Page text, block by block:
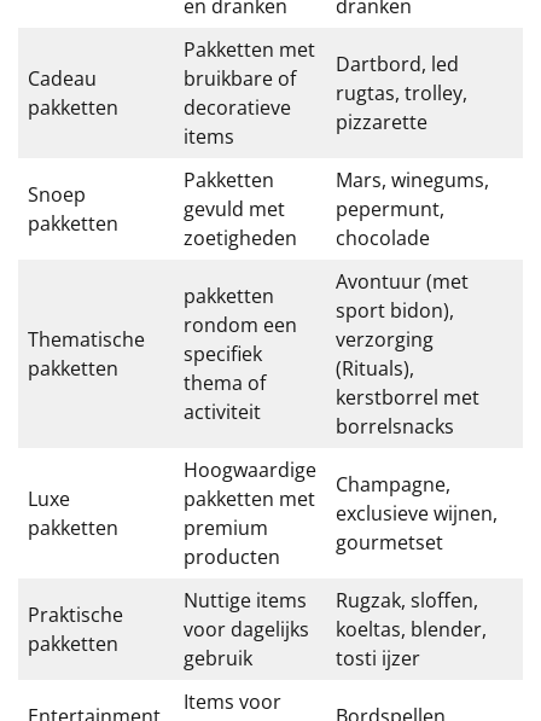
en dranken
dranken
Cadeau
pakketten
Pakketten met
bruikbare of
decoratieve
items
Dartbord, led
rugtas, trolley,
pizzarette
Snoep
pakketten
Pakketten
gevuld met
zoetigheden
Mars, winegums,
pepermunt,
chocolade
Thematische
pakketten
pakketten
rondom een
specifiek
thema of
activiteit
Avontuur (met
sport bidon),
verzorging
(Rituals),
kerstborrel met
borrelsnacks
Luxe
pakketten
Hoogwaardige
pakketten met
premium
producten
Champagne,
exclusieve wijnen,
gourmetset
Praktische
pakketten
Nuttige items
voor dagelijks
gebruik
Rugzak, sloffen,
koeltas, blender,
tosti ijzer
Items voor